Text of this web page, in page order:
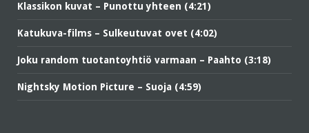
Klassikon kuvat – Punottu yhteen (4:21)
Katukuva-films – Sulkeutuvat ovet (4:02)
Joku random tuotantoyhtiö varmaan – Paahto (3:18)
Nightsky Motion Picture – Suoja (4:59)